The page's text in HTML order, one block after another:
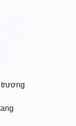
trương